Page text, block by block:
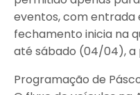
eventos, com entrada
fechamento inicia na
até sábado (04/04), a
Programação de